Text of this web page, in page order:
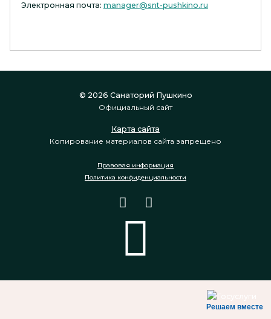
Электронная почта: manager@snt-pushkino.ru
© 2026 Санаторий Пушкино
Официальный сайт
Карта сайта
Копирование материалов сайта запрещено
Правовая информация
Политика конфиденциальности
Решаем вместе